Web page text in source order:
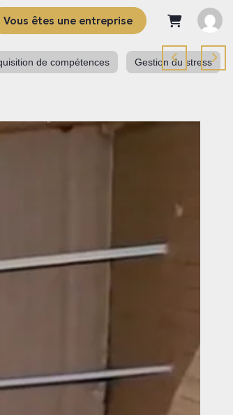
Vous êtes une entreprise
de compétences Gestion du stress